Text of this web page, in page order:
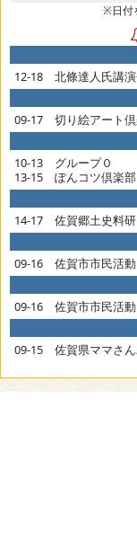
※日付
12-18 北條達人氏講演
09-17 切り絵アート
10-13 グループ０
13-15 ぽんコツ倶楽部
14-17 佐賀郷土史料
09-16 佐賀市市民活
09-16 佐賀市市民活
09-15 佐賀県ママさ